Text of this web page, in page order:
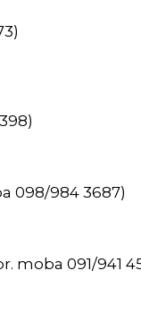
098/984 3687)
moba 091/941